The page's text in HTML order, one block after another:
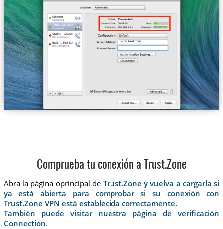
Trust....es-MID
us-mid.trust.zone
Comprueba tu conexión a Trust.Zone
Abra la página oprincipal de Trust.Zone y vuelva a cargarla si
ya está abierta para comprobar si su conexión con
Trust.Zone VPN está establecida correctamente.
También puede visitar nuestra página de verificación
Connection.